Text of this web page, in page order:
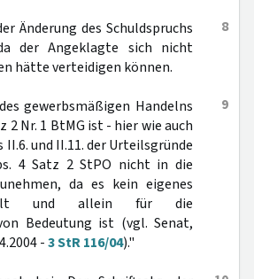
8
Änderung des Schuldspruchs
der Angeklagte sich nicht
hätte verteidigen können.
9
gewerbsmäßigen Handelns
2 Nr. 1 BtMG ist - hier wie auch
II.6. und II.11. der Urteilsgründe
4 Satz 2 StPO nicht in die
da es kein eigenes
und allein für die
Bedeutung ist (vgl. Senat,
-3 StR 116/04)."